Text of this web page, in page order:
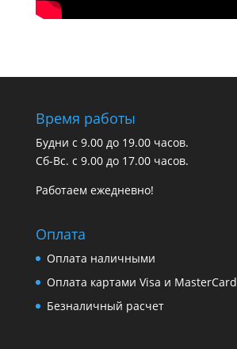
Время работы
Будни с 9.00 до 19.00 часов.
Сб-Вс. с 9.00 до 17.00 часов.
Работаем ежедневно!
Оплата
Оплата наличными
Оплата картами Visa и MasterCard
Безналичный расчет